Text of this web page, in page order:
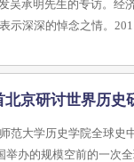
吴承明先生的专访。
示深深的悼念之情。
京研讨世界历史
大学历史学院全球史
办的规模空前的一